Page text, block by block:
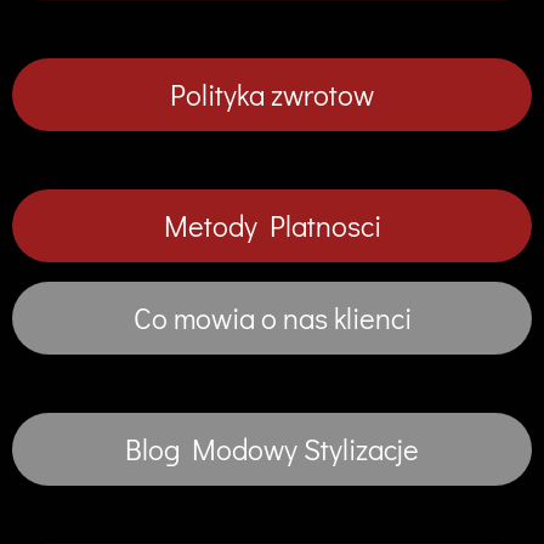
Polityka zwrotow
Metody Platnosci
Co mowia o nas klienci
Blog Modowy Stylizacje